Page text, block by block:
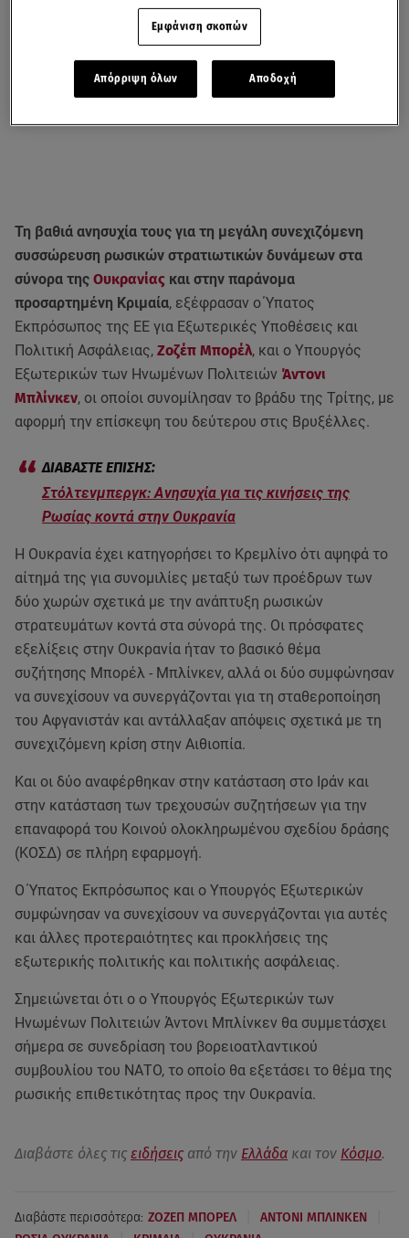
Τη βαθιά ανησυχία τους για τη μεγάλη συνεχιζόμενη
συσσώρευση ρωσικών στρατιωτικών δυνάμεων στα
σύνορα της Ουκρανίας και στην παράνομα
προσαρτημένη Κριμαία, εξέφρασαν ο Ύπατος
Εκπρόσωπος της ΕΕ για Εξωτερικές Υποθέσεις και
Πολιτική Ασφάλειας, Ζοζέπ Mπορέλ, και ο Υπουργός
Εξωτερικών των Ηνωμένων Πολιτειών Άντονι
Μπλίνκεν, οι οποίοι συνομίλησαν το βράδυ της Τρίτης, με
αφορμή την επίσκεψη του δεύτερου στις Βρυξέλλες.
Στόλτενμπεργκ: Ανησυχία για τις κινήσεις της
Ρωσίας κοντά στην Ουκρανία
Η Ουκρανία έχει κατηγορήσει το Κρεμλίνο ότι αψηφά το
αίτημά της για συνομιλίες μεταξύ των προέδρων των
δύο χωρών σχετικά με την ανάπτυξη ρωσικών
στρατευμάτων κοντά στα σύνορά της. Οι πρόσφατες
εξελίξεις στην Ουκρανία ήταν το βασικό θέμα
συζήτησης Μπορέλ - Μπλίνκεν, αλλά οι δύο συμφώνησαν
να συνεχίσουν να συνεργάζονται για τη σταθεροποίηση
του Αφγανιστάν και αντάλλαξαν απόψεις σχετικά με τη
συνεχιζόμενη κρίση στην Αιθιοπία.
Και οι δύο αναφέρθηκαν στην κατάσταση στο Ιράν και
στην κατάσταση των τρεχουσών συζητήσεων για την
επαναφορά του Κοινού ολοκληρωμένου σχεδίου δράσης
(ΚΟΣΔ) σε πλήρη εφαρμογή.
Ο Ύπατος Εκπρόσωπος και ο Υπουργός Εξωτερικών
συμφώνησαν να συνεχίσουν να συνεργάζονται για αυτές
και άλλες προτεραιότητες και προκλήσεις της
εξωτερικής πολιτικής και πολιτικής ασφάλειας.
Σημειώνεται ότι ο ο Υπουργός Εξωτερικών των
Ηνωμένων Πολιτειών Άντονι Μπλίνκεν θα συμμετάσχει
σήμερα σε συνεδρίαση του βορειοατλαντικού
συμβουλίου του ΝΑΤΟ, το οποίο θα εξετάσει το θέμα της
ρωσικής επιθετικότητας προς την Ουκρανία.
Διαβάστε όλες τις ειδήσεις από την Ελλάδα και τον Κόσμο.
Διαβάστε περισσότερα: ΖΟΖΕΠ ΜΠΟΡΕΛ ΑΝΤΟΝΙ ΜΠΛΙΝΚΕΝ
Εμφάνιση σκοπών
Απόρριψη όλων Αποδοχή